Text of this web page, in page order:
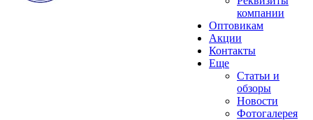
компании
Оптовикам
Акции
Контакты
Еще
Cтатьи и
обзоры
Новости
Фотогалерея